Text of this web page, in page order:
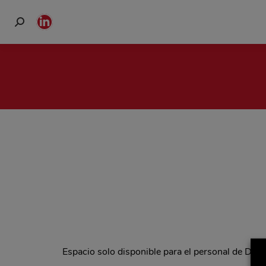
Buscar:
Linkedin
page
window
Espacio solo disponible para el personal de